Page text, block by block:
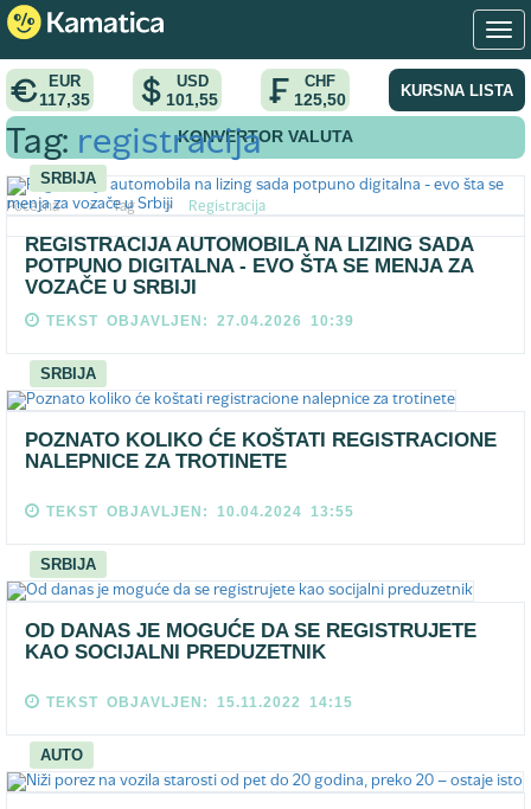
EUR
117,35
USD
101,55
CHF
125,50 KURSNA LISTA
KONVERTOR VALUTA
Pocetna > Tag > Registracija
Tag: registracija
SRBIJA
REGISTRACIJA AUTOMOBILA NA LIZING SADA
POTPUNO DIGITALNA - EVO ŠTA SE MENJA ZA
VOZAČE U SRBIJI
TEKST OBJAVLJEN: 27.04.2026 10:39
SRBIJA
POZNATO KOLIKO ĆE KOŠTATI REGISTRACIONE
NALEPNICE ZA TROTINETE
TEKST OBJAVLJEN: 10.04.2024 13:55
SRBIJA
OD DANAS JE MOGUĆE DA SE REGISTRUJETE
KAO SOCIJALNI PREDUZETNIK
TEKST OBJAVLJEN: 15.11.2022 14:15
AUTO